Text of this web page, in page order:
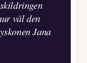
väl den
Jana